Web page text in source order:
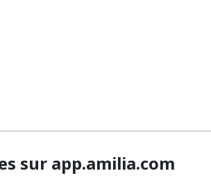
sur app.amilia.com